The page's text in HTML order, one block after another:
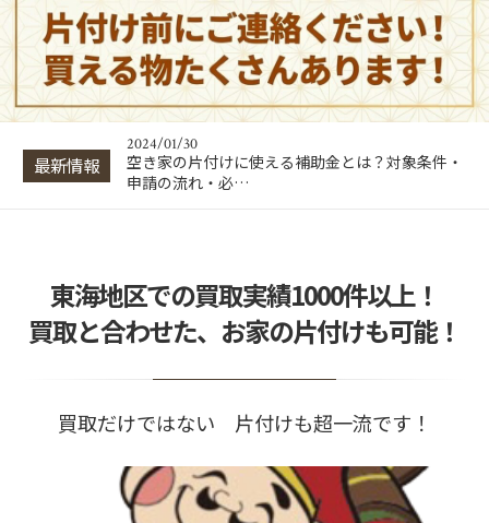
最新情報
2024/01/30
出張買取はトラブルが多い？悪徳業者の見分け方
と回避・対処法…
2024/01/30
片付け業者の費用相場は？間取り別の料金目安と
業者選びのポイ…
2024/01/30
空き家の片付けに使える補助金とは？対象条件・
申請の流れ・必…
片付け業者の費用相場は？間取り別の料金目安と
業者選びのポイ…
東海地区での買取実績1000件以上！
買取と合わせた、お家の片付けも可能！
買取だけではない 片付けも超一流です！